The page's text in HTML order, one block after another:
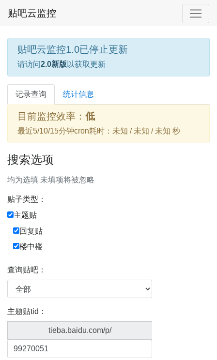
贴吧云监控
贴吧云监控1.0已停止更新
请访问2.0新版 以获取更新
记录查询 统计信息
目前监控效率： 低
最近5/10/15分钟cron耗时：未知 / 未知 / 未知 秒
搜索选项
均为选填 未填项将被忽略
贴子类型：
主题贴
回复贴
楼中楼
查询贴吧：
主题贴tid：
tieba.baidu.com/p/